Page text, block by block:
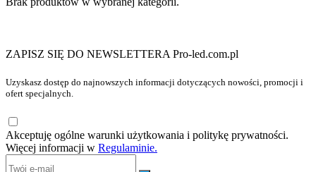
ZAPISZ SIĘ DO NEWSLETTERA Pro-led.com.pl
Uzyskasz dostęp do najnowszych informacji dotyczących nowości, promocji i
ofert specjalnych.
Akceptuję ogólne warunki użytkowania i politykę prywatności.
Więcej informacji w Regulaminie.